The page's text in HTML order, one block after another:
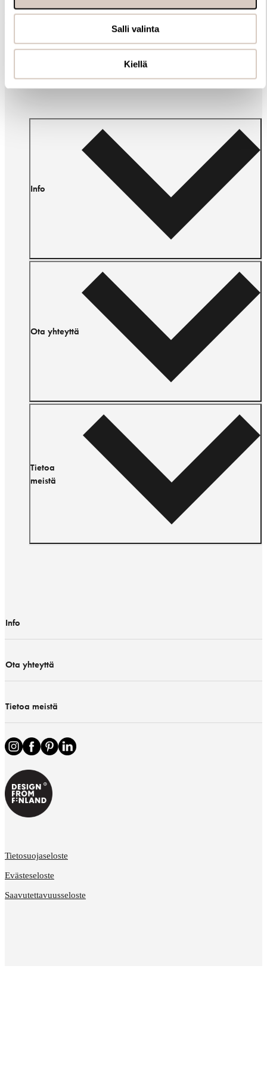
Salli valinta
Kiellä
Muut ostivat myös
Info
Ota yhteyttä
Tietoa
meistä
Info
Ota yhteyttä
Tietoa meistä
Tietosuojaseloste
Evästeseloste
Saavutettavuusseloste